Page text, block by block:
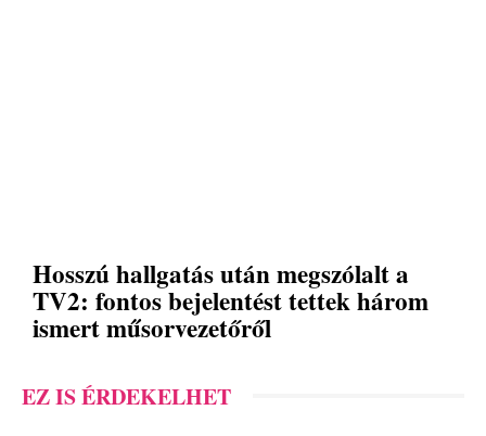
Hosszú hallgatás után megszólalt a
TV2: fontos bejelentést tettek három
ismert műsorvezetőről
EZ IS ÉRDEKELHET